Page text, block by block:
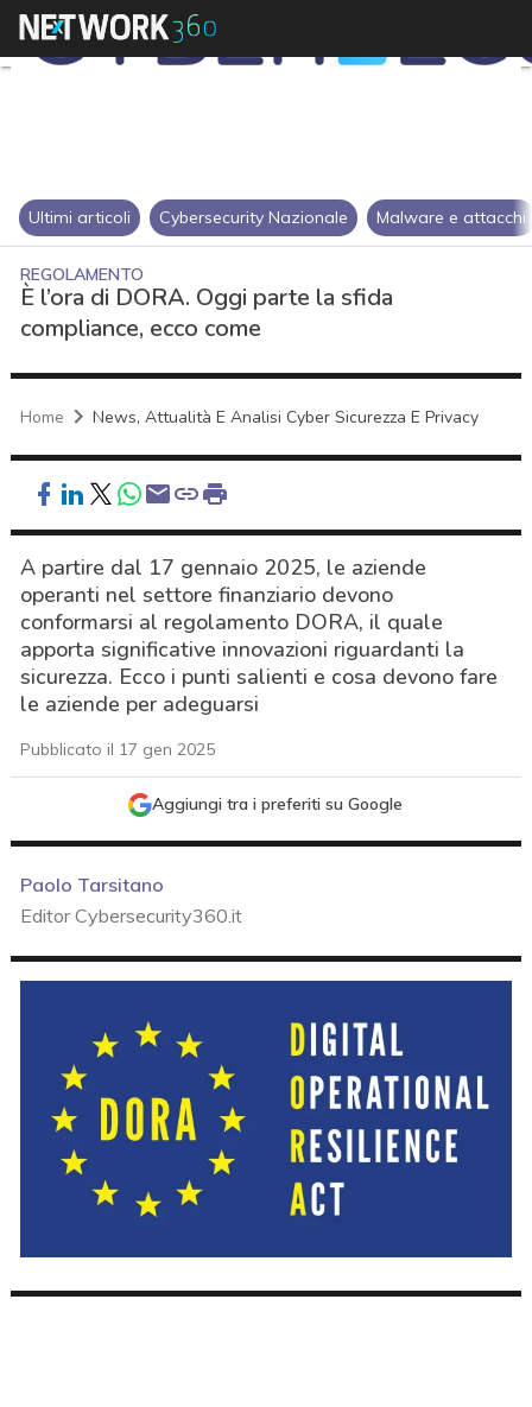
Ultimi articoli Cybersecurity Nazionale Malware e attacchi
REGOLAMENTO
È l’ora di DORA. Oggi parte la sfida
compliance, ecco come
Home News, Attualità E Analisi Cyber Sicurezza E Privacy
A partire dal 17 gennaio 2025, le aziende
operanti nel settore finanziario devono
conformarsi al regolamento DORA, il quale
apporta significative innovazioni riguardanti la
sicurezza. Ecco i punti salienti e cosa devono fare
le aziende per adeguarsi
Pubblicato il 17 gen 2025
Aggiungi tra i preferiti su Google
Paolo Tarsitano
Editor Cybersecurity360.it